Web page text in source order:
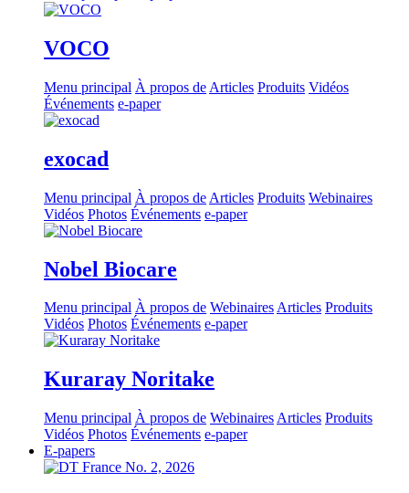
VOCO
Menu principal À propos de Articles Produits Vidéos
Événements e-paper
exocad
Menu principal À propos de Articles Produits Webinaires
Vidéos Photos Événements e-paper
Nobel Biocare
Menu principal À propos de WebinairesArticles Produits
Vidéos Photos Événements e-paper
Kuraray Noritake
Menu principal À propos de Webinaires Articles Produits
Vidéos Photos Événements e-paper
E-papers